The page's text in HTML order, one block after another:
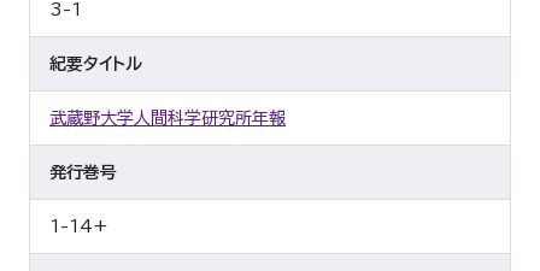
3-1
紀要タイトル
武蔵野大学人間科学研究所年報
発行巻号
1-14+